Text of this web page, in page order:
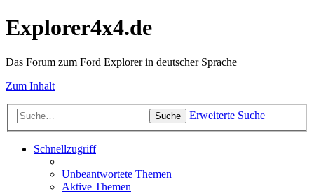
Explorer4x4.de
Das Forum zum Ford Explorer in deutscher Sprache
Zum Inhalt
Suche Erweiterte Suche
Schnellzugriff
Unbeantwortete Themen
Aktive Themen